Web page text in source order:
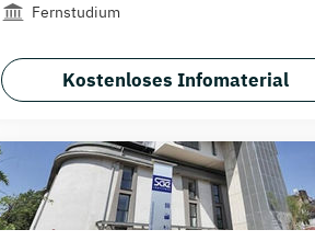
Fernstudium
Kostenloses Infomaterial